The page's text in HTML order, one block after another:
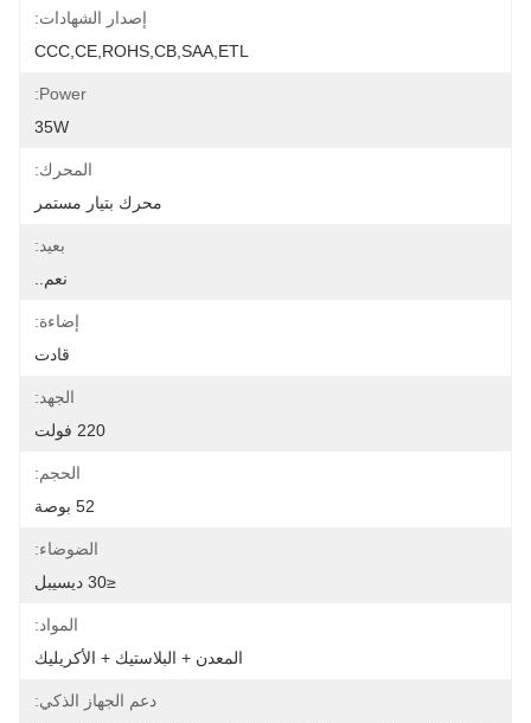
إصدار الشهادات:
CCC,CE,ROHS,CB,SAA,ETL
Power:
35W
المحرك:
محرك بتيار مستمر
بعيد:
نعم..
إضاءة:
قادت
الجهد:
220 فولت
الحجم:
52 بوصة
الضوضاء:
≤30 ديسيبل
المواد:
المعدن + البلاستيك + الأكريليك
دعم الجهاز الذكي: